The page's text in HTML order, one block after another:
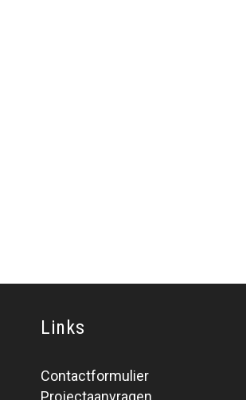
Links
Contactformulier